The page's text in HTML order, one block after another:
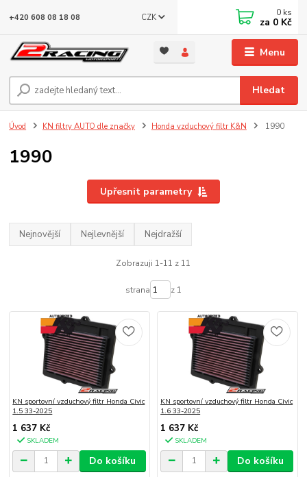
Menu
CZK
Hledat
+420 608 08 18 08 0 ks
za 0 Kč
Úvod KN filtry AUTO dle značky Honda vzduchový filtr K&N 1990
1990
Upřesnit parametry
Nejnovější Nejlevnější Nejdražší
Zobrazuji 1-11 z 11
strana z 1
KN sportovní vzduchový filtr Honda Civic
1.5 33-2025
1 637 Kč
SKLADEM
Do košíku
KN sportovní vzduchový filtr Honda Civic
1.6 33-2025
1 637 Kč
SKLADEM
Do košíku